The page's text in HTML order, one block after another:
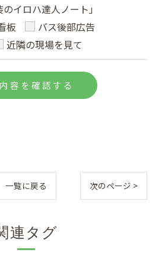
イロハ達人ノート」
板
バス後部広告
近隣の現場を見て
一覧に戻る 次のページ >
連タグ